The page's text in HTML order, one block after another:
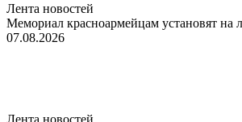
Лента новостей
Мемориал красноармейцам установят на
07.08.2026
Лента новостей